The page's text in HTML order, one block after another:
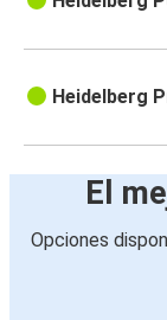
Heidelberg
El
Opciones